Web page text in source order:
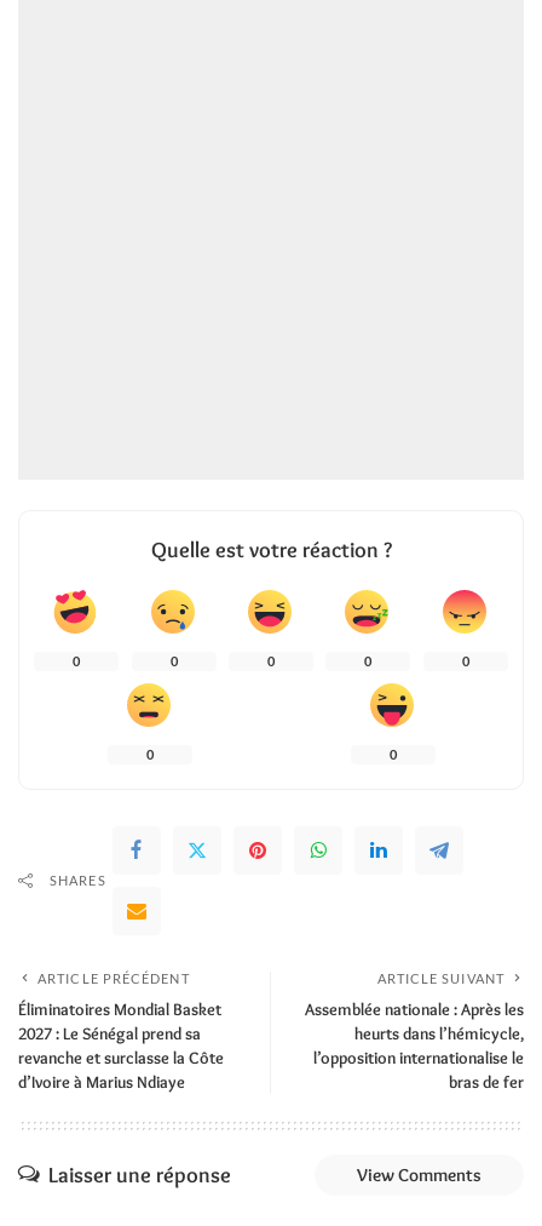
Quelle est votre réaction ?
0 0 0 0 0
0 0
SHARES
ARTICLE PRÉCÉDENT
Éliminatoires Mondial Basket
2027 : Le Sénégal prend sa
revanche et surclasse la Côte
d’Ivoire à Marius Ndiaye
ARTICLE SUIVANT
Assemblée nationale : Après les
heurts dans l’hémicycle,
l’opposition internationalise le
bras de fer
Laisser une réponse View Comments